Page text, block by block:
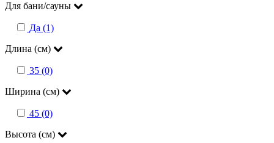
Для бани/сауны
Да (1)
Длина (см)
35 (0)
Ширина (см)
45 (0)
Высота (см)